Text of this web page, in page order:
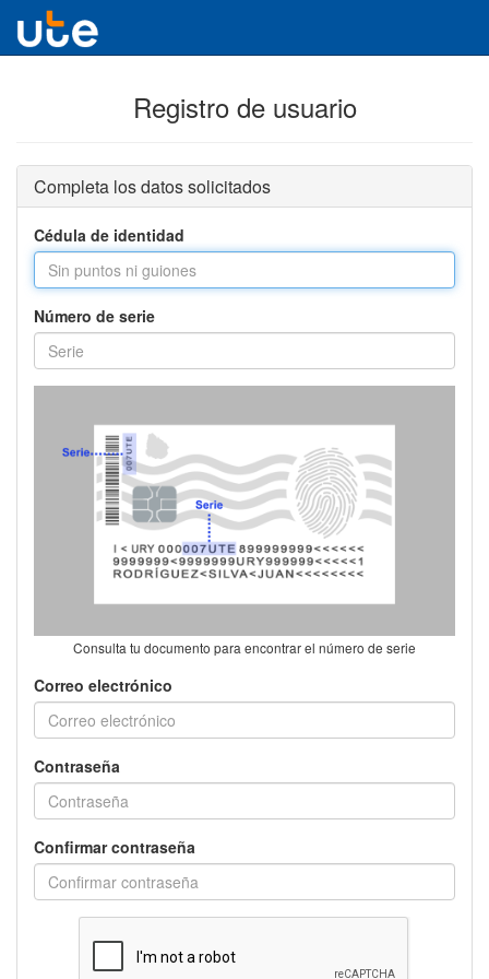
Registro de usuario
Completa los datos solicitados
Cédula de identidad
Número de serie
Consulta tu documento para encontrar el número de serie
Correo electrónico
Contraseña
Confirmar contraseña